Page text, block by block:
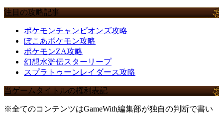
注目の攻略記事
ポケモンチャンピオンズ攻略
ぽこあポケモン攻略
ポケモンZA攻略
幻想水滸伝スターリープ
スプラトゥーンレイダース攻略
当ゲームタイトルの権利表記
※全てのコンテンツはGameWith編集部が独自の判断で書い